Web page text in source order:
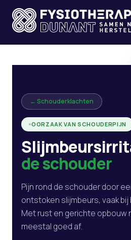
← Schouderklachten
OORZAAK VAN SCHOUDERPIJN
de schouder
Pijn rond de schouder door
ontstoken slijmbeurs, vaak
Met rust en gerichte opbouw
meestal goed af.